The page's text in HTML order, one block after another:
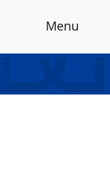
Menu